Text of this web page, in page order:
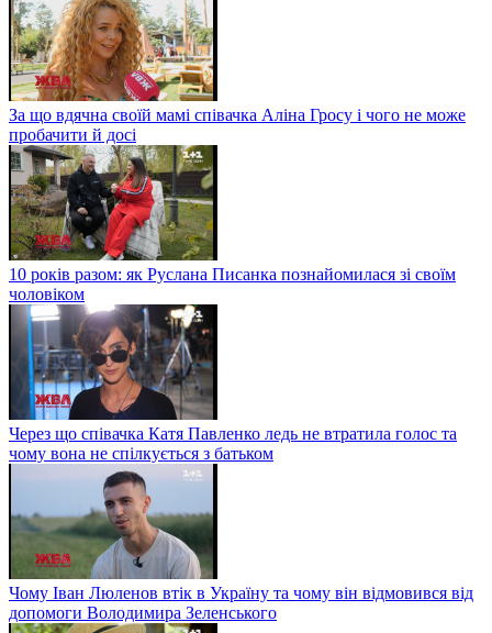
За що вдячна своїй мамі співачка Аліна Гросу і чого не може
пробачити й досі
10 років разом: як Руслана Писанка познайомилася зі своїм
чоловіком
Через що співачка Катя Павленко ледь не втратила голос та
чому вона не спілкується з батьком
Чому Іван Люленов втік в Україну та чому він відмовився від
допомоги Володимира Зеленського